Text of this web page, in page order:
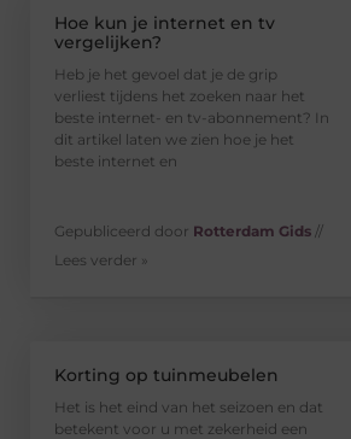
Hoe kun je internet en tv
vergelijken?
Heb je het gevoel dat je de grip
verliest tijdens het zoeken naar het
beste internet- en tv-abonnement? In
dit artikel laten we zien hoe je het
beste internet en
Gepubliceerd door Rotterdam Gids //
Lees verder »
Korting op tuinmeubelen
Het is het eind van het seizoen en dat
betekent voor u met zekerheid een